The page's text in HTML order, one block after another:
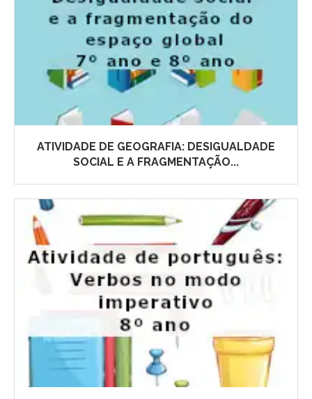
ATIVIDADE DE GEOGRAFIA: DESIGUALDADE
SOCIAL E A FRAGMENTAÇÃO...